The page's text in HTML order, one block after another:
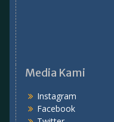
Media Kami
Instagram
Facebook